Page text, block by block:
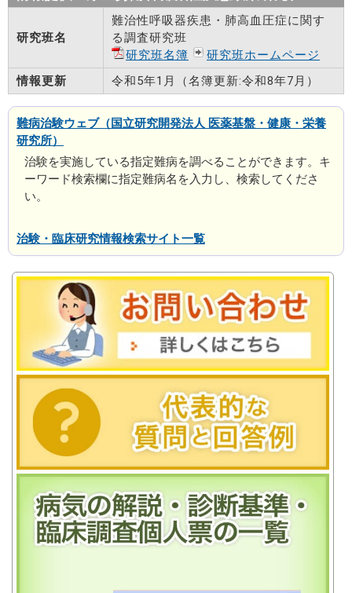
研究班名
難治性呼吸器疾患・肺高血圧症に関す
る調査研究班
研究班名簿
研究班ホームページ
情報更新
令和5年1月（名簿更新:令和8年7月）
難病治験ウェブ（国立研究開発法人 医薬基盤・健康・栄養
研究所）
治験を実施している指定難病を調べることができます。キ
ーワード検索欄に指定難病名を入力し、検索してくださ
い。
治験・臨床研究情報検索サイト一覧